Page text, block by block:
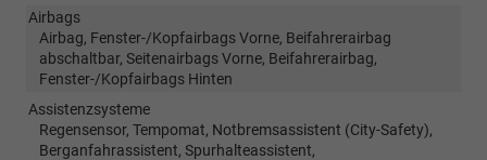
Airbags
Airbag, Fenster-/Kopfairbags Vorne, Beifahrerairbag
abschaltbar, Seitenairbags Vorne, Beifahrerairbag,
Fenster-/Kopfairbags Hinten
Assistenzsysteme
Regensensor, Tempomat, Notbremsassistent (City-Safety),
Berganfahrassistent, Spurhalteassistent,